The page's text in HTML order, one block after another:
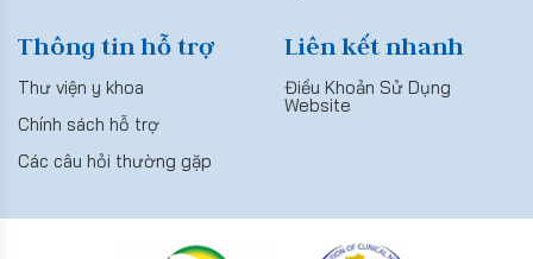
Thông tin hỗ trợ
Thư viện y khoa
Chính sách hỗ trợ
Các câu hỏi thường gặp
Liên kết nhanh
Điều Khoản Sử Dụng
Website